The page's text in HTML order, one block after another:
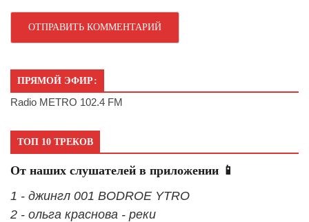
ПРЯМОЙ ЭФИР:
Radio METRO 102.4 FM
ТОП 10 ТРЕКОВ
От наших слушателей в приложении 📱
1 - джингл 001 BODROE YTRO
2 - ольга краснова - реки